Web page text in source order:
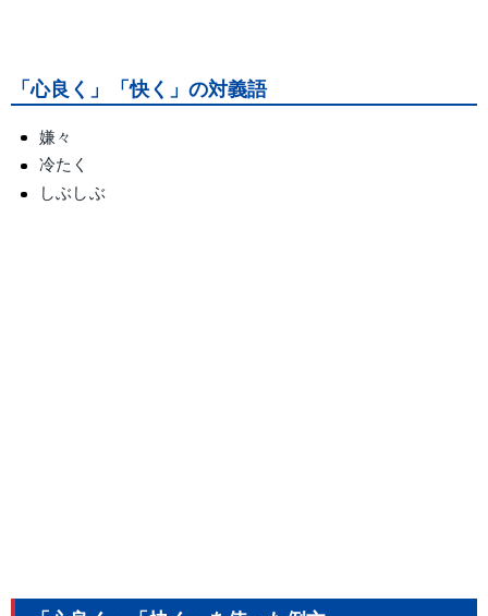
「心良く」「快く」の対義語
嫌々
冷たく
しぶしぶ